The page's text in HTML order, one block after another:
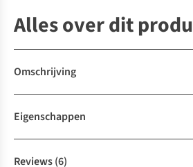
Alles over dit
Omschrijving
Eigenschappen
Reviews(6)